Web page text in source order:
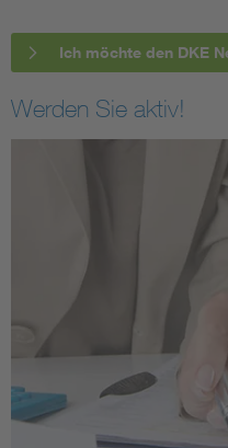
Ich möchte den DKE
Werden Sie aktiv!